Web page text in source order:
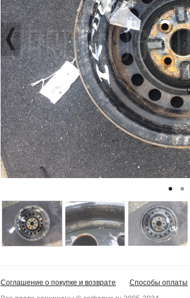
Соглашение о покупке и возврате Способы оплаты